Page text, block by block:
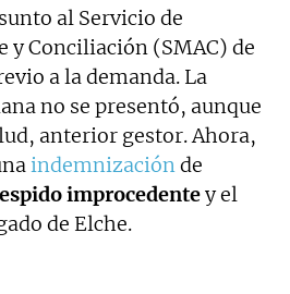
al Servicio de
Conciliación (SMAC) de
a la demanda. La
no se presentó, aunque
anterior gestor. Ahora,
indemnizaciónde
improcedentey el
de Elche.